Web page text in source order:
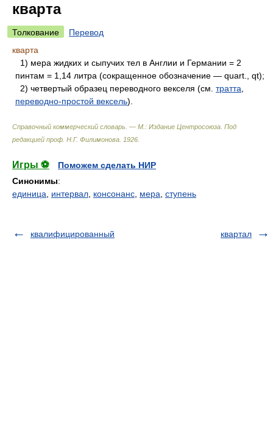
кварта
Толкование
Перевод
кварта
1) мера жидких и сыпучих тел в Англии и Германии = 2
пинтам = 1,14 литра (сокращенное обозначение — quart., qt);
2) четвертый образец переводного векселя (см. тратта
переводно-простой вексель).
Справочный коммерческий словарь. — М.: Издание Центросоюза Под
редакцией проф. Н.Г. Филимонова 1926
Игры ⚽
Поможем сделать НИР
Синонимы:
единица
интервал консонанс мера ступень
квалифицированный квартал